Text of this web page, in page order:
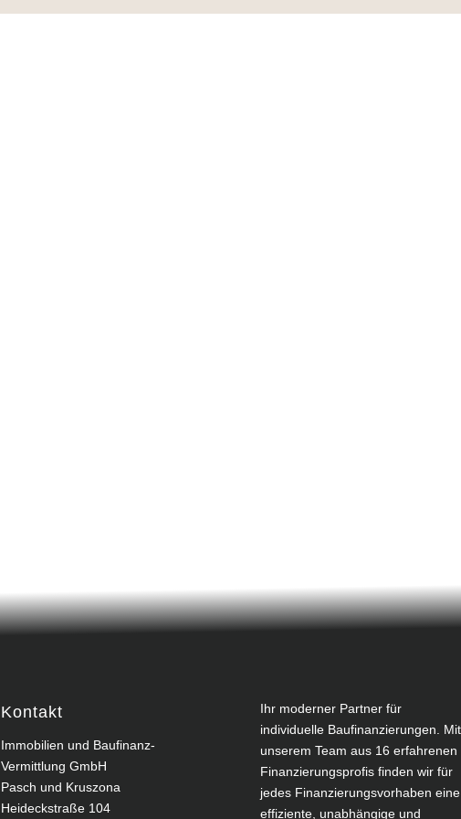
Kontakt
Immobilien und Baufinanz-
Vermittlung GmbH
Pasch und Kruszona
Heideckstraße 104
Ihr moderner Partner für
individuelle Baufinanzierungen. Mit
unserem Team aus 16 erfahrenen
Finanzierungsprofis finden wir für
jedes Finanzierungsvorhaben eine
effiziente, unabhängige und